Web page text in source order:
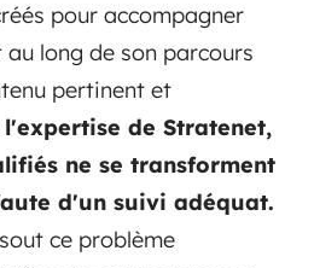
pour accompagner
long de son parcours
pertinent et
l'expertise de Stratenet,
ne se transforment
d'un suivi adéquat.
ce problème